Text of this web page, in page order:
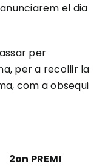
el dia
per
per a recollir la
com a obsequi
2on PREMI